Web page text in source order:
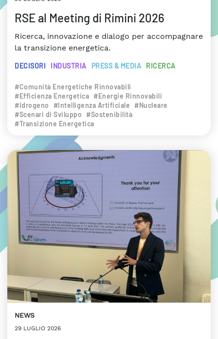
RSE al Meeting di Rimini 2026
Ricerca, innovazione e dialogo per accompagnare
la transizione energetica.
DECISORI INDUSTRIA PRESS & MEDIA RICERCA
#Comunità Energetiche Rinnovabili
#Efficienza Energetica #Energie Rinnovabili
#Idrogeno
#Intelligenza Artificiale
#Nucleare
#Scenari di Sviluppo
#Sostenibilità
#Transizione Energetica
NEWS
29 LUGLIO 2026